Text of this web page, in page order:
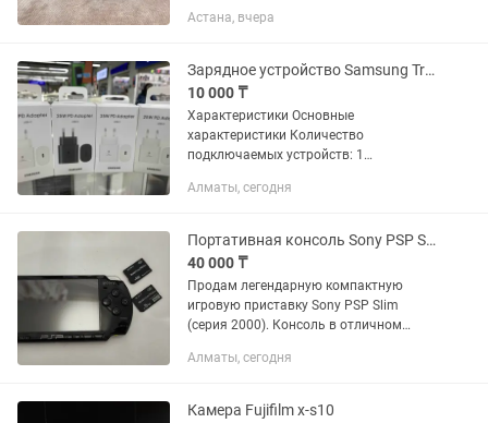
съемки и трансляций Продаю
профессиональную видеокамеру
состоянии, использовалась очень
бережно....
Астана, вчера
Зарядное устройство Samsung Travel Adapter USB Type-C 25W Белое
10 000 ₸
Характеристики Основные
характеристики Количество
подключаемых устройств: 1
Мощность зарядки: 25 Вт
Разъем подключения: USB Type-C
Быстрая...
Алматы, сегодня
Портативная консоль Sony PSP Slim (Модель 2004) Две карты памяти и чехол
40 000 ₸
Продам легендарную компактную
игровую приставку Sony PSP Slim
(серия 2000). Консоль в отличном
экран яркий, все кнопки, шифты и
и...
Алматы, сегодня
Камера Fujifilm x-s10